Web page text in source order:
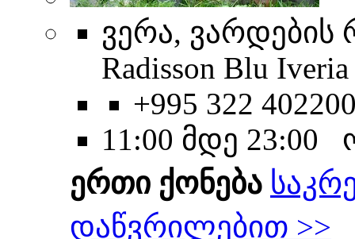
ვერა, ვარდების
Radisson Blu
+995 322
11:00 მდე 23:00
ერთი ქონება
დაწვრილებით >>